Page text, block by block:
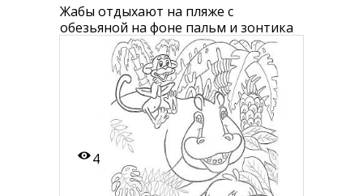
Жабы отдыхают на пляже с
обезьяной на фоне пальм и зонтика
4